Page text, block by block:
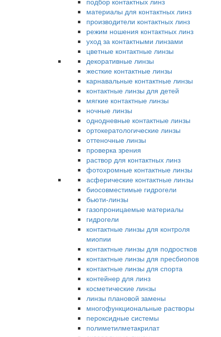
материалы для контактных линз
производители контактных линз
режим ношения контактных линз
уход за контактными линзами
цветные контактные линзы
декоративные линзы
жесткие контактные линзы
карнавальные контактные линзы
контактные линзы для детей
мягкие контактные линзы
ночные линзы
однодневные контактные линзы
ортокератологические линзы
оттеночные линзы
проверка зрения
раствор для контактных линз
фотохромные контактные линзы
асферические контактные линзы
биосовместимые гидрогели
бьюти-линзы
газопроницаемые материалы
гидрогели
контактные линзы для контроля
миопии
контактные линзы для подростков
контактные линзы для пресбиопов
контактные линзы для спорта
контейнер для линз
косметические линзы
линзы плановой замены
многофункциональные растворы
пероксидные системы
полиметилметакрилат